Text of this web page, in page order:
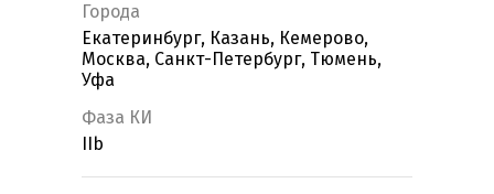
Города
Екатеринбург, Казань, Кемерово,
Москва, Санкт-Петербург, Тюмень,
Уфа
Фаза КИ
IIb